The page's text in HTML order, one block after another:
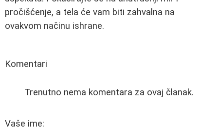
pročišćenje, a tela će vam biti zahvalna na
ovakvom načinu ishrane.
Komentari
Trenutno nema komentara za ovaj članak.
Vaše ime: